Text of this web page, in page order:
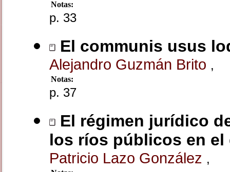
Notas:
p. 33
El communis usus
Alejandro Guzmán Brito ,
Notas:
p. 37
El régimen jurídico
los ríos públicos en el
Patricio Lazo González ,